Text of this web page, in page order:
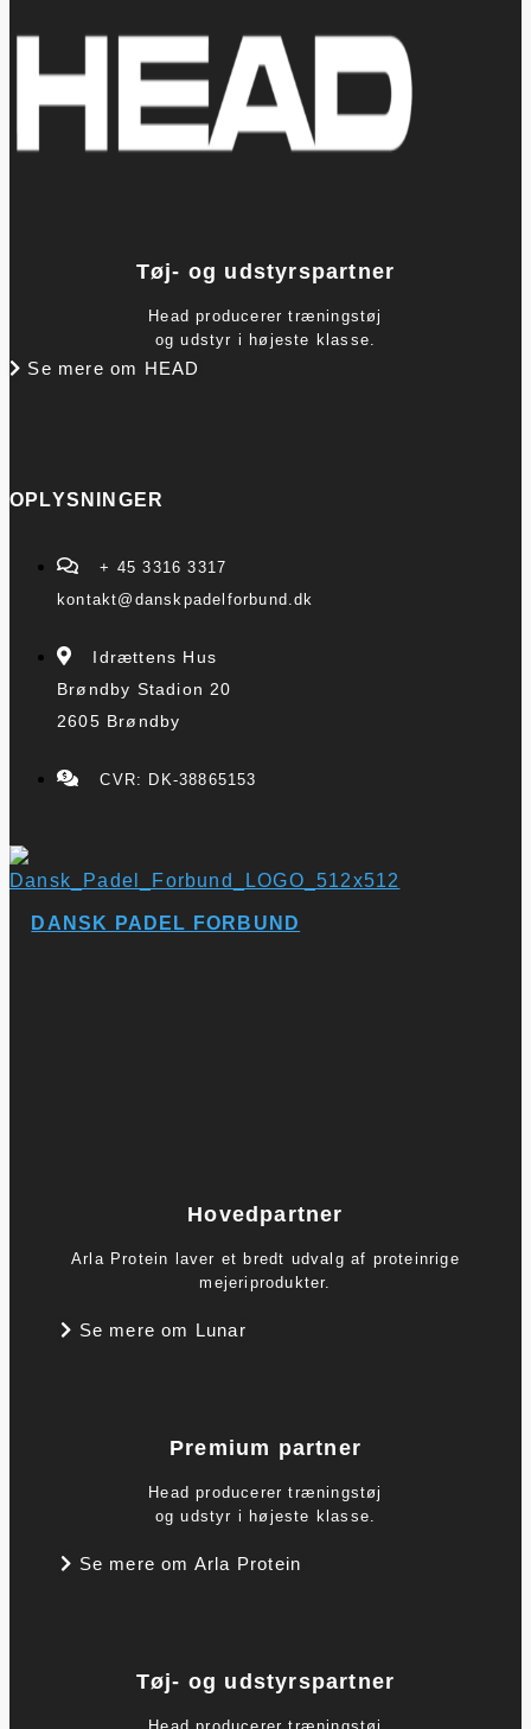
Tøj- og udstyrspartner
Head producerer træningstøj
og udstyr i højeste klasse.
Se mere om HEAD
OPLYSNINGER
+ 45 3316 3317
kontakt@danskpadelforbund.dk
Idrættens Hus
Brøndby Stadion 20
2605 Brøndby
CVR: DK-38865153
DANSK PADEL FORBUND
Hovedpartner
Arla Protein laver et bredt udvalg af proteinrige
mejeriprodukter.
Se mere om Lunar
Premium partner
Head producerer træningstøj
og udstyr i højeste klasse.
Se mere om Arla Protein
Tøj- og udstyrspartner